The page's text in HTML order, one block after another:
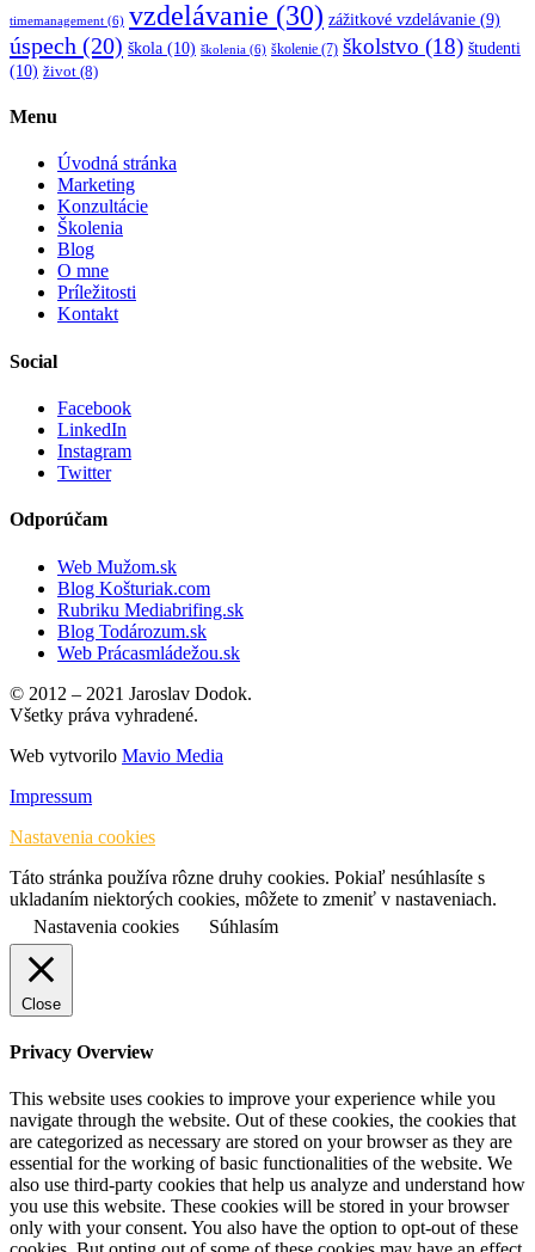
timemanagement (6) vzdelávanie (30) zážitkové vzdelávanie (9)
úspech (20) škola (10) školenia (6) školenie (7) školstvo (18) študenti
(10) život (8)
Menu
Úvodná stránka
Marketing
Konzultácie
Školenia
Blog
O mne
Príležitosti
Kontakt
Social
Facebook
LinkedIn
Instagram
Twitter
Odporúčam
Web Mužom.sk
Blog Košturiak.com
Rubriku Mediabrifing.sk
Blog Todározum.sk
Web Prácasmládežou.sk
© 2012 – 2021 Jaroslav Dodok.
Všetky práva vyhradené.
Web vytvorilo Mavio Media
Impressum
Nastavenia cookies
Táto stránka používa rôzne druhy cookies. Pokiaľ nesúhlasíte s
ukladaním niektorých cookies, môžete to zmeniť v nastaveniach.
Nastavenia cookies
Súhlasím
Close
Privacy Overview
This website uses cookies to improve your experience while you
navigate through the website. Out of these cookies, the cookies that
are categorized as necessary are stored on your browser as they are
essential for the working of basic functionalities of the website. We
also use third-party cookies that help us analyze and understand how
you use this website. These cookies will be stored in your browser
only with your consent. You also have the option to opt-out of these